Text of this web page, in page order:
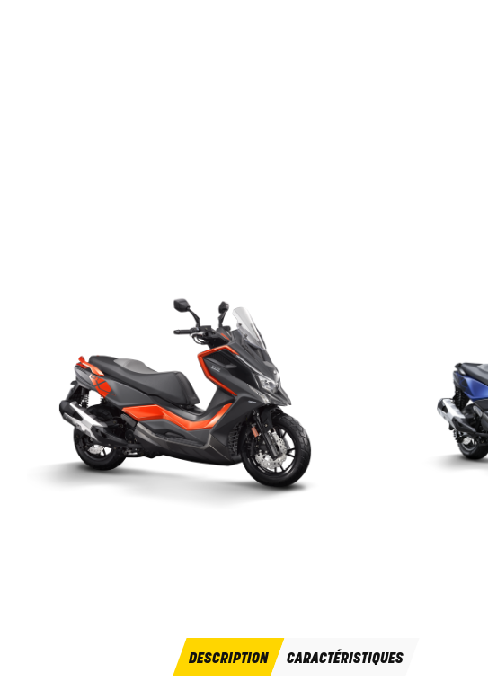
DESCRIPTION CARACTÉRISTIQUES